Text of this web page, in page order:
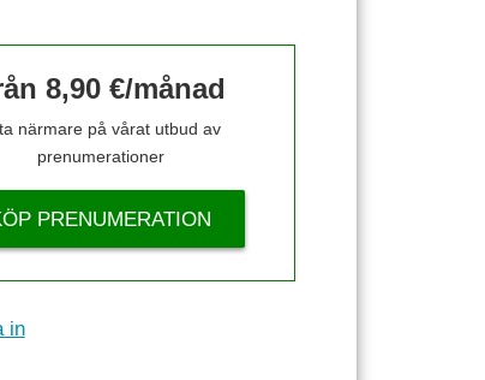
8,90 €/månad
närmare på vårat utbud av
prenumerationer
PRENUMERATION
in